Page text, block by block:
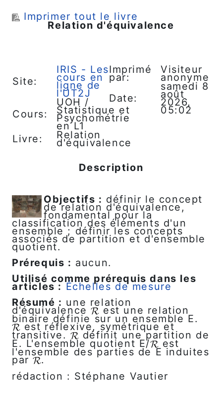
Imprimer tout le livre
Relation d'équivalence
Site:
IRIS - Les
cours en
ligne de
l'UT2J
Cours:
UOH /
Statistique et
Psychométrie
en L1
Livre:
Relation
d'équivalence
Imprimé
par:
Visiteur
anonyme
Date:
samedi 8
août
2026,
05:02
Description
Objectifs : définir le concept
de relation d'équivalence,
fondamental pour la
classification des éléments d'un
ensemble ; définir les concepts
associés de partition et d'ensemble
quotient.
Prérequis : aucun.
Utilisé comme prérequis dans les
articles : Échelles de mesure
Résumé : une relation
d'équivalence est une relation
binaire définie sur un ensemble E.
est réflexive, symétrique et
transitive. définit une partition de
E. L'ensemble quotient E/ est
l'ensemble des parties de E induites
par
.
rédaction : Stéphane Vautier